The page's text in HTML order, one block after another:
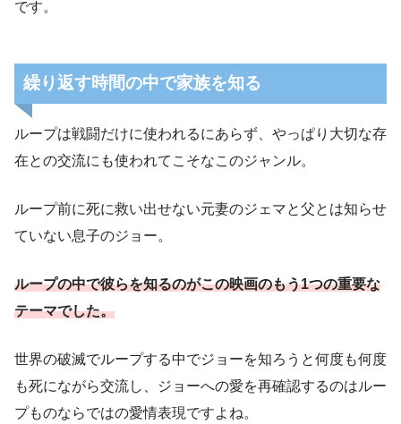
です。
繰り返す時間の中で家族を知る
ループは戦闘だけに使われるにあらず、やっぱり大切な存
在との交流にも使われてこそなこのジャンル。
ループ前に死に救い出せない元妻のジェマと父とは知らせ
ていない息子のジョー。
ループの中で彼らを知るのがこの映画のもう1つの重要な
テーマでした。
世界の破滅でループする中でジョーを知ろうと何度も何度
も死にながら交流し、ジョーへの愛を再確認するのはルー
プものならではの愛情表現ですよね。